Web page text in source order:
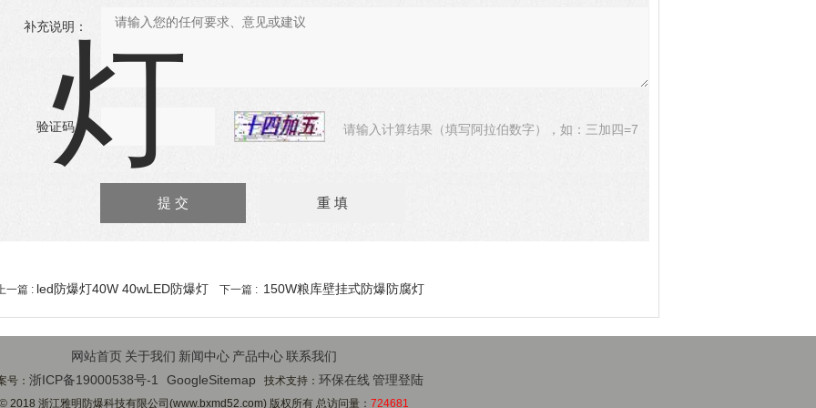
补充说明：
验证码： 请输入计算结果（填写阿拉伯数字），如：三加四=7
一篇 : led防爆灯40W 40wLED防爆灯 下一篇 : 150W粮库壁挂式防爆防腐灯
网站首页 关于我们 新闻中心 产品中心联系我们
号： 浙ICP备19000538号-1 GoogleSitemap 技术支持： 环保在线 管理登陆
© 2018 浙江雅明防爆科技有限公司(www.bxmd52.com) 版权所有 总访问量： 724681